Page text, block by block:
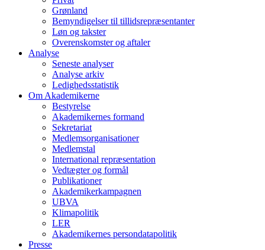
Grønland
Bemyndigelser til tillidsrepræsentanter
Løn og takster
Overenskomster og aftaler
Analyse
Seneste analyser
Analyse arkiv
Ledighedsstatistik
Om Akademikerne
Bestyrelse
Akademikernes formand
Sekretariat
Medlemsorganisationer
Medlemstal
International repræsentation
Vedtægter og formål
Publikationer
Akademikerkampagnen
UBVA
Klimapolitik
LER
Akademikernes persondatapolitik
Presse